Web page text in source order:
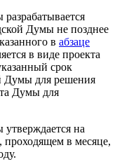
Думы не позднее
в абзаце
в виде проекта
срок
Думы для решения
Думы для
на
проходящем в месяце,